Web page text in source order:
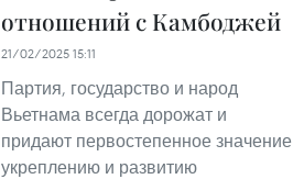
отношений с Камбоджей
21/02/2025 15:11
Партия, государство и народ
Вьетнама всегда дорожат и
придают первостепенное значение
укреплению и развитию